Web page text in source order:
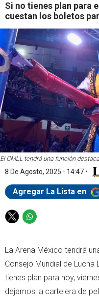
Si no tienes plan para
cuestan los boletos
El CMLL tendrá una función
8 De Agosto, 2025 - 14:47 •
Agregar La Lista en
T
t
t
r
W
t
s
a
p
p
La Arena México tendrá
Consejo Mundial de Lucha
tienes plan para hoy,
dejamos la cartelera de